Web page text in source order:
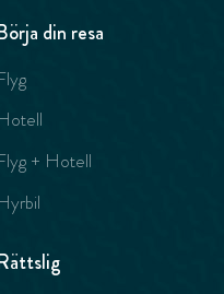
din resa
+ Hotell